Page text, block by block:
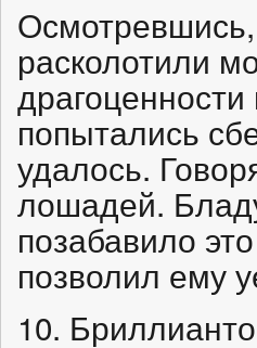
расколотили
попытались
удалось.
лошадей.
позабавило
позволил ему
10.